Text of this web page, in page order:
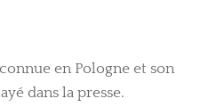
en Pologne et son
dans la presse.